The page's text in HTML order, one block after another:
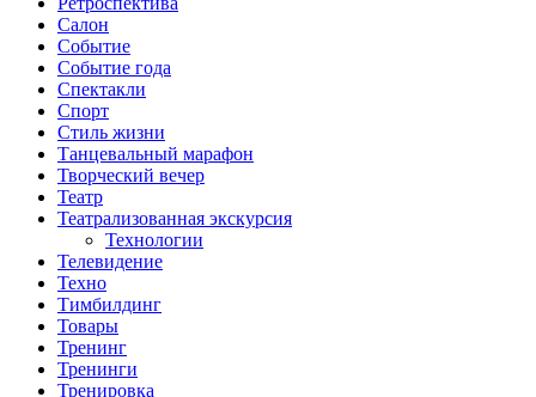
Салон
Событие
Событие года
Спектакли
Спорт
Стиль жизни
Танцевальный марафон
Творческий вечер
Театр
Театрализованная экскурсия
Технологии
Телевидение
Техно
Тимбилдинг
Товары
Тренинг
Тренинги
Тренировка